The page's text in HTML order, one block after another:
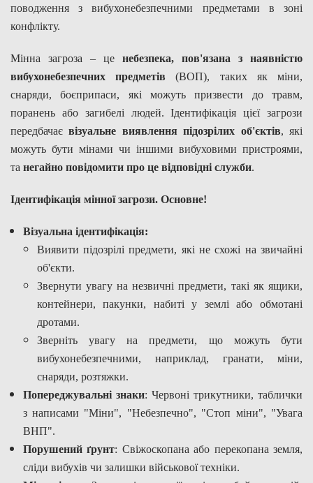
поводження з вибухонебезпечними предметами в зоні
конфлікту.
Мінна загроза – це небезпека, пов'язана з наявністю
вибухонебезпечних предметів (ВОП), таких як міни,
снаряди, боєприпаси, які можуть призвести до травм,
поранень або загибелі людей. Ідентифікація цієї загрози
передбачаєвізуальне виявлення підозрілих об'єктів, які
можуть бути мінами чи іншими вибуховими пристроями,
та негайно повідомити про це відповідні служби.
Ідентифікація мінної загрози. Основне!
Візуальна ідентифікація:
Виявити підозрілі предмети, які не схожі на звичайні
об'єкти.
Звернути увагу на незвичні предмети, такі як ящики,
контейнери, пакунки, набиті у землі або обмотані
дротами.
Зверніть увагу на предмети, що можуть бути
вибухонебезпечними, наприклад, гранати, міни,
снаряди, розтяжки.
Попереджувальні знаки: Червоні трикутники, таблички
з написами "Міни", "Небезпечно", "Стоп міни", "Увага
ВНП".
Порушений ґрунт: Свіжоскопана або перекопана земля,
сліди вибухів чи залишки військової техніки.